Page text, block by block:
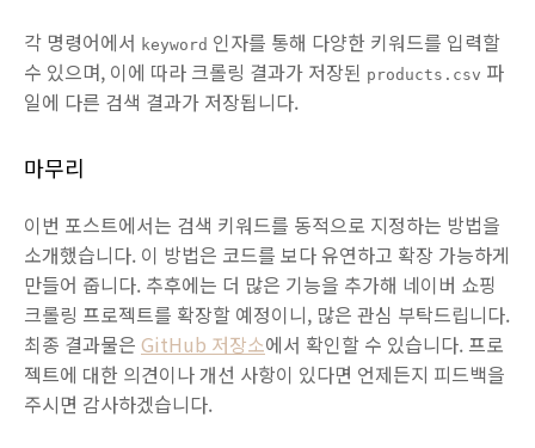
각 명령어에서 keyword 인자를 통해 다양한 키워드를 입력할
수 있으며, 이에 따라 크롤링 결과가 저장된 products.csv 파
일에 다른 검색 결과가 저장됩니다.
마무리
이번 포스트에서는 검색 키워드를 동적으로 지정하는 방법을
소개했습니다. 이 방법은 코드를 보다 유연하고 확장 가능하게
만들어 줍니다. 추후에는 더 많은 기능을 추가해 네이버 쇼핑
크롤링 프로젝트를 확장할 예정이니, 많은 관심 부탁드립니다.
최종 결과물은 GitHub 저장소에서 확인할 수 있습니다. 프로
젝트에 대한 의견이나 개선 사항이 있다면 언제든지 피드백을
주시면 감사하겠습니다.